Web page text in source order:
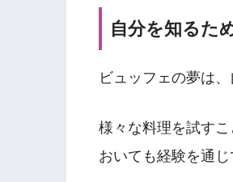
自分を知るた
ビュッフェの夢は
様々な料理を試す
おいても経験を通じ